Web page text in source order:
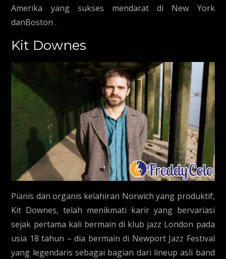
Amerika yang sukses mendarat di New York
danBoston .
Kit Downes
Pianis dan organis kelahiran Norwich yang produktif,
Kit Downes, telah menikmati karir yang bervariasi
sejak pertama kali bermain di klub jazz London pada
usia 18 tahun – dia bermain di Newport Jazz Festival
yang legendaris sebagai bagian dari lineup asli band